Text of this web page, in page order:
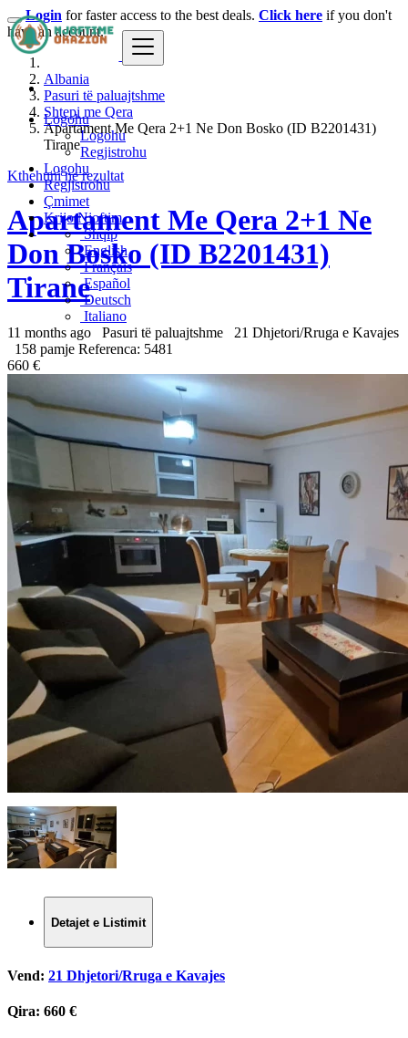
Logohu
Logohu
Regjistrohu
Logohu
Regjistrohu
Çmimet
Krijo Njoftim
Shqip
English
Français
Español
Deutsch
Italiano
Login for faster access to the best deals. Click here if you don't
have an account.
Albania
Pasuri të paluajtshme
Shtepi me Qera
Apartament Me Qera 2+1 Ne Don Bosko (ID B2201431)
Tirane
Kthehuni ne rezultat
Apartament Me Qera 2+1 Ne
Don Bosko (ID B2201431)
Tirane
11 months ago Pasuri të paluajtshme
21 Dhjetori/Rruga e Kavajes
158 pamje Referenca: 5481
660 €
Detajet e Listimit
Vend: 21 Dhjetori/Rruga e Kavajes
Qira: 660 €